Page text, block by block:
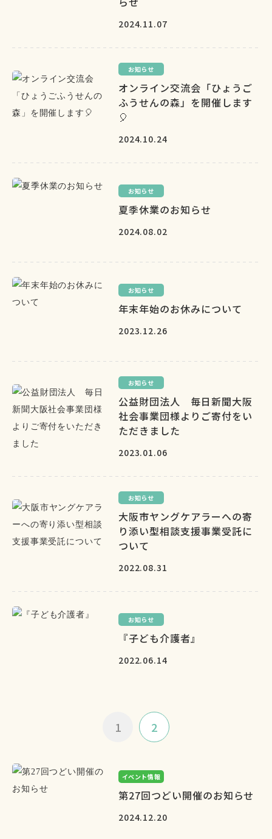
2024.11.07
お知らせ
オンライン交流会「ひょうご
ふうせんの森」を開催します
🎈
2024.10.24
お知らせ
夏季休業のお知らせ
2024.08.02
お知らせ
年末年始のお休みについて
2023.12.26
お知らせ
公益財団法人 毎日新聞大阪
社会事業団様よりご寄付をい
ただきました
2023.01.06
お知らせ
大阪市ヤングケアラーへの寄
り添い型相談支援事業受託に
ついて
2022.08.31
お知らせ
『子ども介護者』
2022.06.14
1 2
イベント情報
第27回つどい開催のお知らせ
2024.12.20